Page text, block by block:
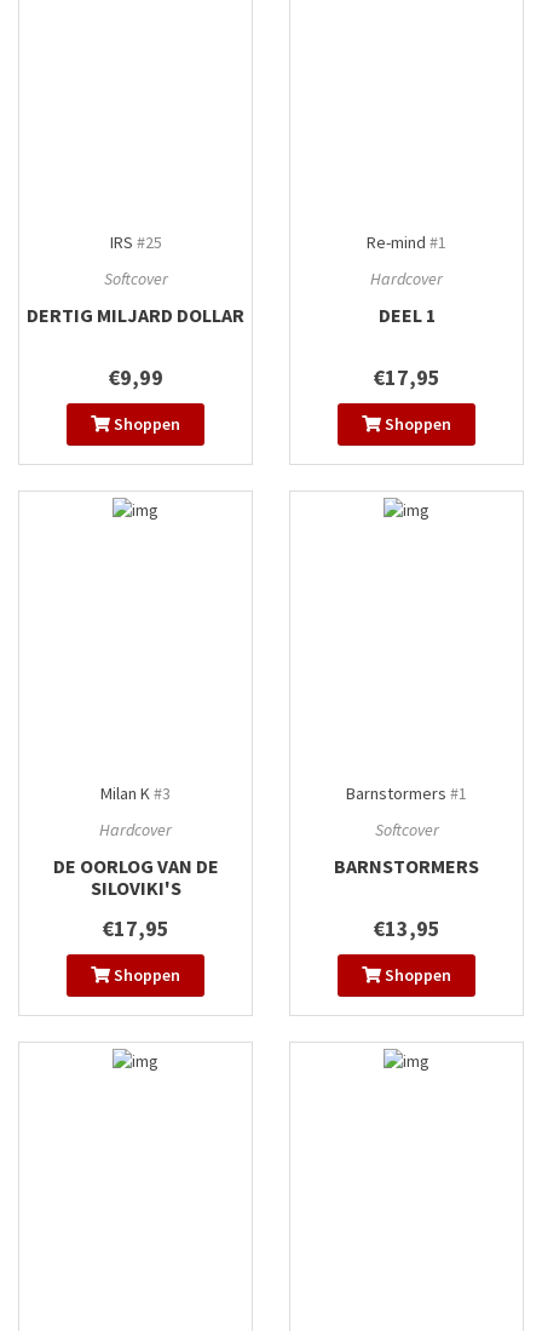
IRS #25
Softcover
DERTIG MILJARD DOLLAR
€9,99
Shoppen
Re-mind #1
Hardcover
DEEL 1
€17,95
Shoppen
Milan K#3
Hardcover
DE OORLOG VAN DE
SILOVIKI'S
€17,95
Shoppen
Barnstormers #1
Softcover
BARNSTORMERS
€13,95
Shoppen